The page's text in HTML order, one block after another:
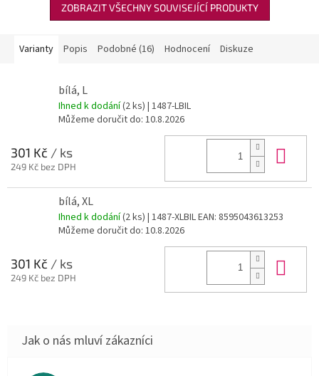
ZOBRAZIT VŠECHNY SOUVISEJÍCÍ PRODUKTY
Varianty Popis Podobné (16) Hodnocení Diskuze
bílá, L
Ihned k dodání(2 ks) | 1487-LBIL
Můžeme doručit do: 10.8.2026
301 Kč / ks
249 Kč bez DPH
bílá, XL
Ihned k dodání(2 ks) | 1487-XLBILEAN: 8595043613253
Můžeme doručit do: 10.8.2026
301 Kč / ks
249 Kč bez DPH